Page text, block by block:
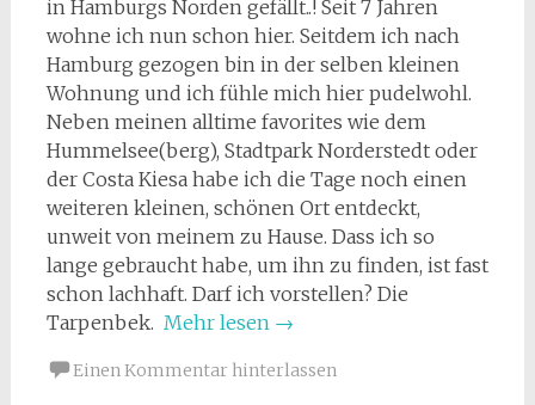
in Hamburgs Norden gefällt..! Seit 7 Jahren
wohne ich nun schon hier. Seitdem ich nach
Hamburg gezogen bin in der selben kleinen
Wohnung und ich fühle mich hier pudelwohl.
Neben meinen alltime favorites wie dem
Hummelsee(berg), Stadtpark Norderstedt oder
der Costa Kiesa habe ich die Tage noch einen
weiteren kleinen, schönen Ort entdeckt,
unweit von meinem zu Hause. Dass ich so
lange gebraucht habe, um ihn zu finden, ist fast
schon lachhaft. Darf ich vorstellen? Die
Tarpenbek. Mehr lesen →
Einen Kommentar hinterlassen